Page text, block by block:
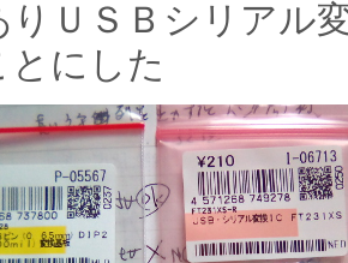
りＵＳＢシリアル
にした